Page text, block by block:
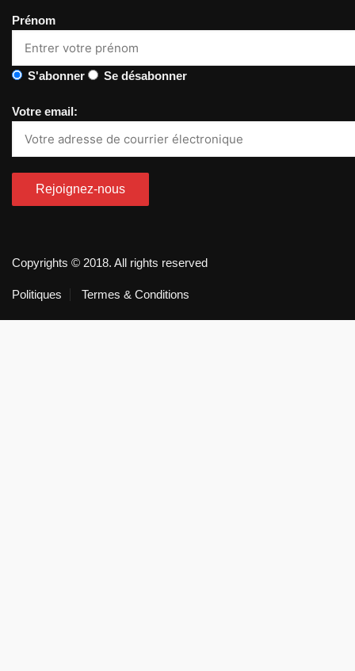
Prénom
S'abonner Se désabonner
Votre email:
Copyrights © 2018. All rights reserved
Politiques Termes & Conditions